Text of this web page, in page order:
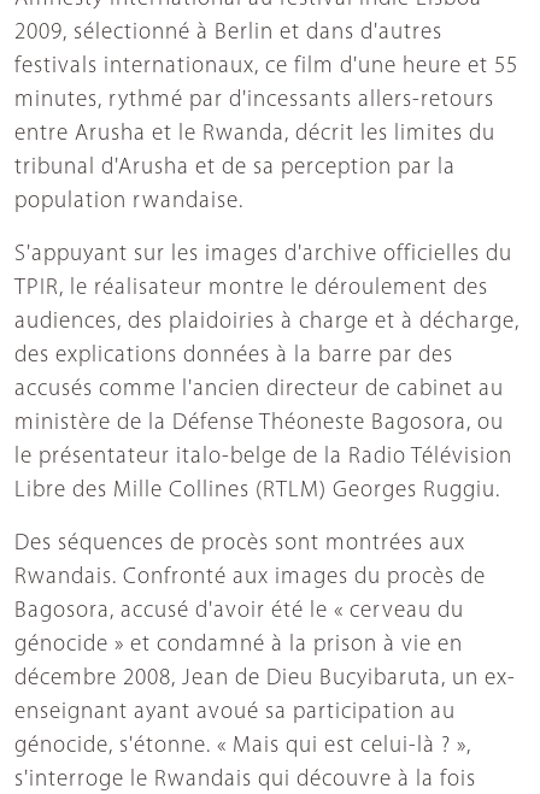
2009, sélectionné à Berlin et dans d'autres
festivals internationaux, ce film d'une heure et 55
minutes, rythmé par d'incessants allers-retours
entre Arusha et le Rwanda, décrit les limites du
tribunal d'Arusha et de sa perception par la
population rwandaise.
S'appuyant sur les images d'archive officielles du
TPIR, le réalisateur montre le déroulement des
audiences, des plaidoiries à charge et à décharge,
des explications données à la barre par des
accusés comme l'ancien directeur de cabinet au
ministère de la Défense Théoneste Bagosora, ou
le présentateur italo-belge de la Radio Télévision
Libre des Mille Collines (RTLM) Georges Ruggiu.
Des séquences de procès sont montrées aux
Rwandais. Confronté aux images du procès de
Bagosora, accusé d'avoir été le « cerveau du
génocide » et condamné à la prison à vie en
décembre 2008, Jean de Dieu Bucyibaruta, un ex-
enseignant ayant avoué sa participation au
génocide, s'étonne. « Mais qui est celui-là ? »,
s'interroge le Rwandais qui découvre à la fois